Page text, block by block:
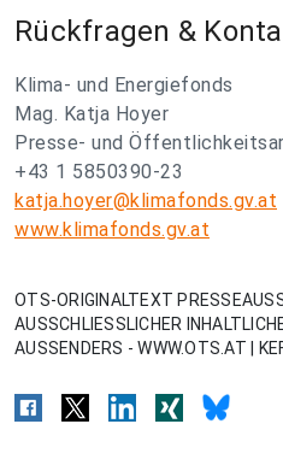
Rückfragen &
Klima- und Energiefonds
Mag. Katja Hoyer
Presse- und
+43 1 5850390-23
katja.hoyer@klimafonds.gv.at
www.klimafonds.gv.at
OTS-ORIGINALTEXT
AUSSCHLIESSLICHER
AUSSENDERS - WWW.OTS.AT |